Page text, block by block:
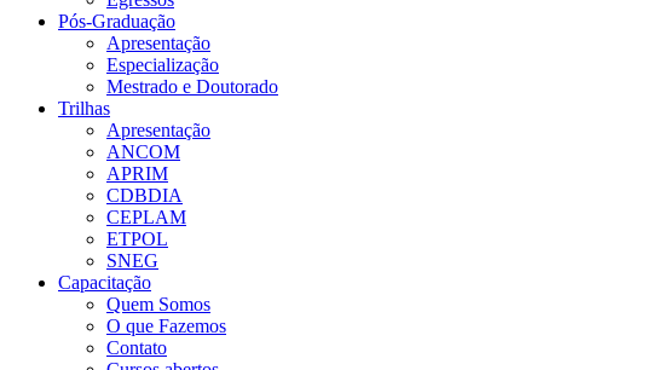
Pós-Graduação
Apresentação
Especialização
Mestrado e Doutorado
Trilhas
Apresentação
ANCOM
APRIM
CDBDIA
CEPLAM
ETPOL
SNEG
Capacitação
Quem Somos
O que Fazemos
Contato